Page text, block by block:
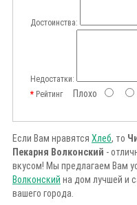
Достоинства:
Недостатки:
РейтингПлохо
Если Вам нравятся Хлеб, то
Пекарня Волконский -
вкусом! Мы предлагаем Вам
Волконский на дом лучшей и
вашего города.